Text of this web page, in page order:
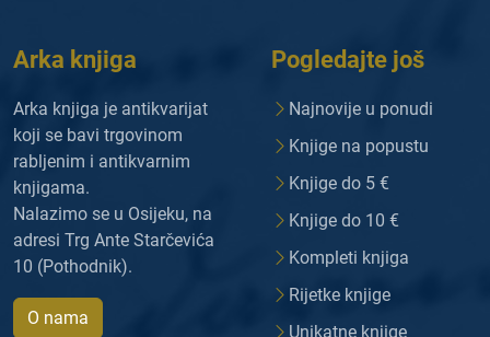
Arka knjiga
Arka knjiga je antikvarijat
koji se bavi trgovinom
rabljenim i antikvarnim
knjigama.
Nalazimo se u Osijeku, na
adresi Trg Ante Starčevića
10 (Pothodnik).
O nama
Pogledajte još
Najnovije u ponudi
Knjige na popustu
Knjige do 5 €
Knjige do 10 €
Kompleti knjiga
Rijetke knjige
Unikatne knjige